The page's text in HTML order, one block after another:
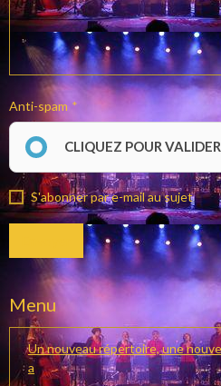
Anti-spam
CLIQUEZ POUR VALIDER
S'abonner par e-mail au sujet
Menu
Un nouveau répertoire, une
a